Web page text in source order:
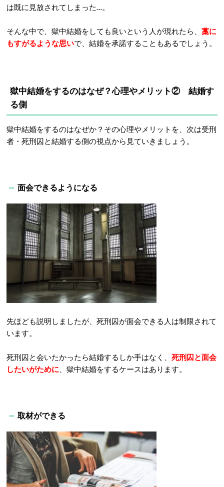
は既に見放されてしまった…。
そんな中で、獄中結婚をしても良いという人が現れたら、 藁に
もすがるような思いで、結婚を承諾することもあるでしょう。
獄中結婚をするのはなぜ？心理やメリット② 結婚す
る側
獄中結婚をするのはなぜか？その心理やメリットを、次は受刑
者・死刑囚と結婚する側の視点から見ていきましょう。
面会できるようになる
先ほども説明しましたが、死刑囚が面会できる人は制限されて
います。
死刑囚と会いたかったら結婚するしか手はなく、 死刑囚と面会
したいがために 、獄中結婚をするケースはあります。
取材ができる